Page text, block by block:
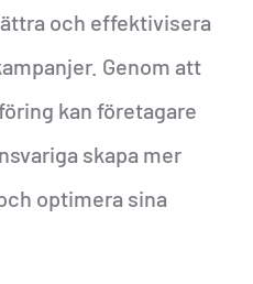
och effektivisera
Genom att
kan företagare
skapa mer
optimera sina